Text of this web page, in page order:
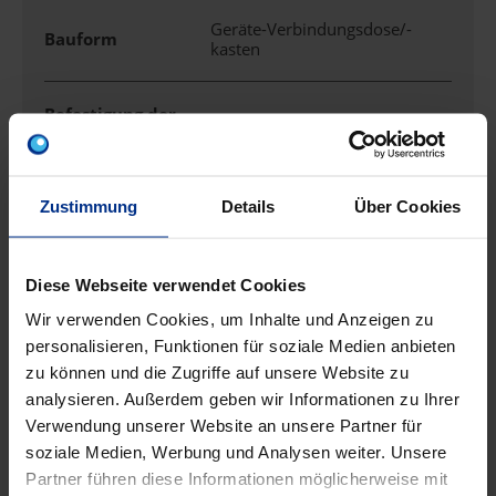
Zustimmung Details Über Cookies
Diese Webseite verwendet Cookies
Wir verwenden Cookies, um Inhalte und Anzeigen zu
personalisieren, Funktionen für soziale Medien anbieten
zu können und die Zugriffe auf unsere Website zu
analysieren. Außerdem geben wir Informationen zu Ihrer
Verwendung unserer Website an unsere Partner für
soziale Medien, Werbung und Analysen weiter. Unsere
Partner führen diese Informationen möglicherweise mit
Bauform
Geräte-Verbindungsdose/-
kasten
Befestigung der
Geräte
Bestückung ohne
Deckel nicht transparent
Deckelbefestigung aufrastend
Durchmesser 60 mm